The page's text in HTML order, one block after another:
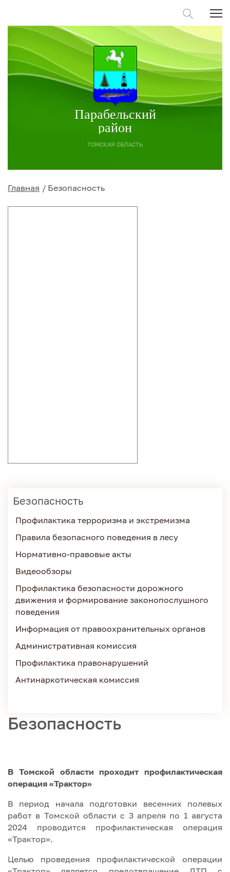
Парабельский
район
ТОМСКАЯ ОБЛАСТЬ
Главная Безопасность
Безопасность
Профилактика терроризма и экстремизма
Правила безопасного поведения в лесу
Нормативно-правовые акты
Видеообзоры
Профилактика безопасности дорожного
движения и формирование законопослушного
поведения
Информация от правоохранительных органов
Административная комиссия
Профилактика правонарушений
Антинаркотическая комиссия
Безопасность
В Томской области проходит профилактическая
операция «Трактор»
В период начала подготовки весенних полевых
работ в Томской области с 3 апреля по 1 августа
2024 проводится профилактическая операция
«Трактор».
Целью проведения профилактической операции